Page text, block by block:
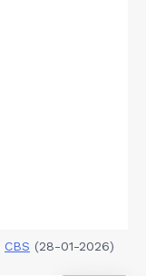
CBS (28-01-2026)